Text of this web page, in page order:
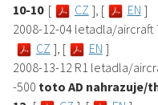
10-10 [ CZ ], [ EN ]
2008-12-04 letadla/aircraft
CZ ], [ EN ]
2008-13-12 R1 letadla/
-500 toto AD nahrazuje/